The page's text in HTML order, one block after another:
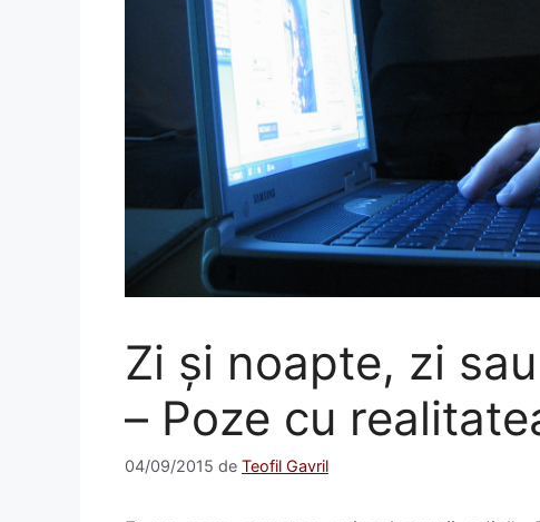
Zi și noapte, zi
– Poze cu
04/09/2015 de Teofil Gavril